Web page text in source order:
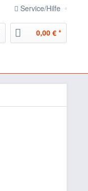
Service/Hilfe
0,00 € *